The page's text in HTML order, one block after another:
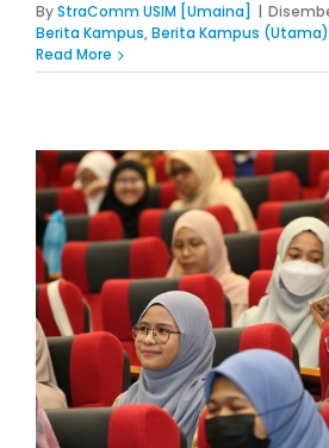
ByStraComm USIM [Umaina] |
Berita Kampus,Berita Kampus (Utama)
Read More